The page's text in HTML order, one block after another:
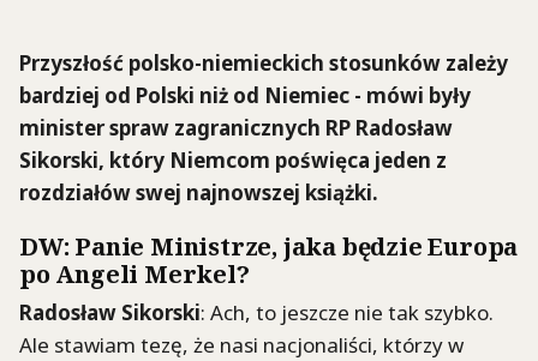
Przyszłość polsko-niemieckich stosunków zależy
bardziej od Polski niż od Niemiec - mówi były
minister spraw zagranicznych RP Radosław
Sikorski, który Niemcom poświęca jeden z
rozdziałów swej najnowszej książki.
DW: Panie Ministrze, jaka będzie Europa
po Angeli Merkel?
Radosław Sikorski: Ach, to jeszcze nie tak szybko.
Ale stawiam tezę, że nasi nacjonaliści, którzy w